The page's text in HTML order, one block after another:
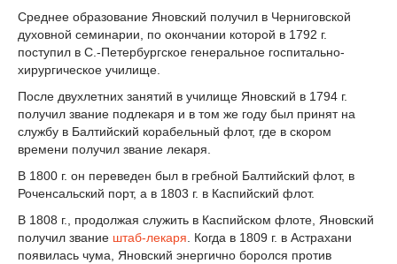
Среднее образование Яновский получил в Черниговской
духовной семинарии, по окончании которой в 1792 г.
поступил в С.-Петербургское генеральное госпитально-
хирургическое училище.
После двухлетних занятий в училище Яновский в 1794 г.
получил звание подлекаря и в том же году был принят на
службу в Балтийский корабельный флот, где в скором
времени получил звание лекаря.
В 1800 г. он переведен был в гребной Балтийский флот, в
Роченсальский порт, а в 1803 г. в Каспийский флот.
В 1808 г., продолжая служить в Каспийском флоте, Яновский
получил звание штаб-лекаря . Когда в 1809 г. в Астрахани
появилась чума, Яновский энергично боролся против